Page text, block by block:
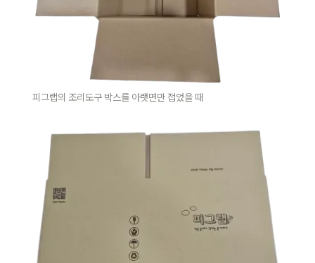
피그랩의 조리도구 박스를 아랫면만 접었을 때